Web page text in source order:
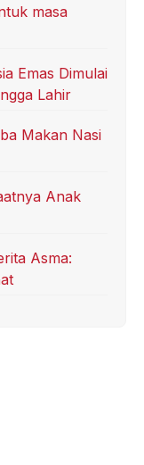
masa
Emas Dimulai
Lahir
Makan Nasi
Anak
Asma: